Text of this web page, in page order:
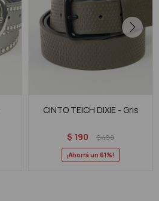
CINTO TEICH DIXIE - Gris
$ 190 $490
61